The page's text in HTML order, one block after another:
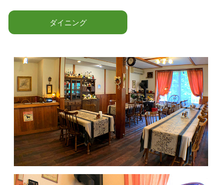
ダイニング